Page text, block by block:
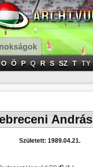
O Ö P Q R S SZ T TY
András
Született: 1989.04.21.